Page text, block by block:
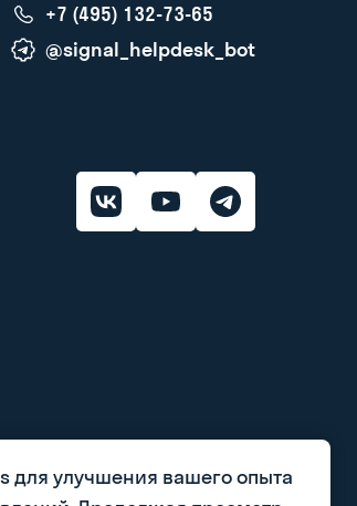
+7 (495) 132-73-65
@signal_helpdesk_bot
для улучшения вашего опыта